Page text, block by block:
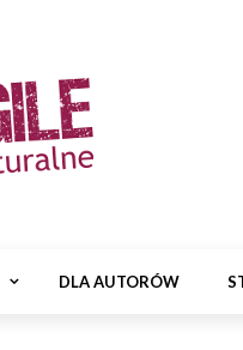
DLA AUTORÓW